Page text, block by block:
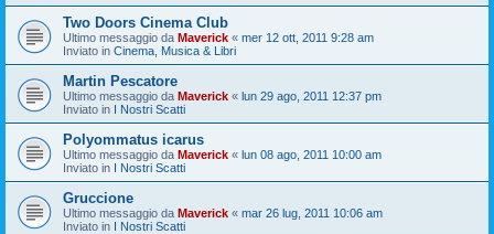
Two Doors Cinema Club
Ultimo messaggio da Maverick « mer 12 ott, 2011 9:28 am
Inviato in Cinema, Musica & Libri
Martin Pescatore
Ultimo messaggio da Maverick « lun 29 ago, 2011 12:37 pm
Inviato in I Nostri Scatti
Polyommatus icarus
Ultimo messaggio da Maverick « lun 08 ago, 2011 10:00 am
Inviato in I Nostri Scatti
Gruccione
Ultimo messaggio da Maverick « mar 26 lug, 2011 10:06 am
Inviato in I Nostri Scatti